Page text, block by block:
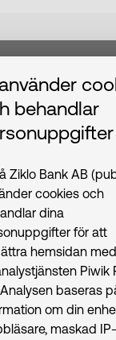
behandlar
Ziklo Bank AB
cookies och
dina
för att
hemsidan
Piwik
baseras
om din
maskad